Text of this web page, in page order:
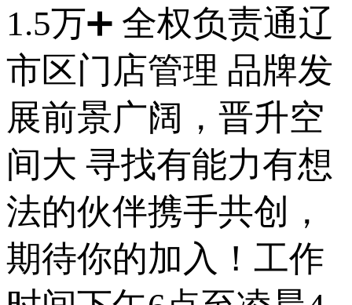
1.5万➕ 全权负责通辽
市区门店管理 品牌发
展前景广阔，晋升空
间大 寻找有能力有想
法的伙伴携手共创，
期待你的加入！工作